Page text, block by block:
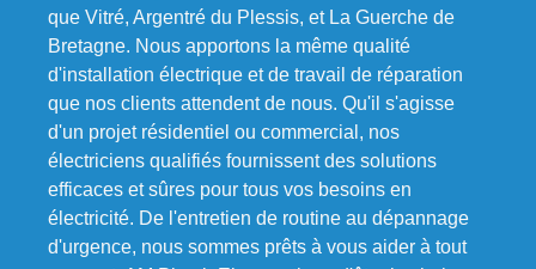
que Vitré, Argentré du Plessis, et La Guerche de
Bretagne. Nous apportons la même qualité
d'installation électrique et de travail de réparation
que nos clients attendent de nous. Qu'il s'agisse
d'un projet résidentiel ou commercial, nos
électriciens qualifiés fournissent des solutions
efficaces et sûres pour tous vos besoins en
électricité. De l'entretien de routine au dépannage
d'urgence, nous sommes prêts à vous aider à tout